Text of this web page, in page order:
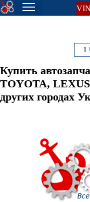
VIN
1
Купить
TOYOTA, LEXUS
других городах